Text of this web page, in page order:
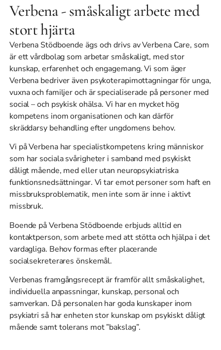
Verbena - småskaligt arbete med
stort hjärta
Verbena Stödboende ägs och drivs av Verbena Care, som
är ett vårdbolag som arbetar småskaligt, med stor
kunskap, erfarenhet och engagemang. Vi som äger
Verbena bedriver även psykoterapimottagningar för unga,
vuxna och familjer och är specialiserade på personer med
social – och psykisk ohälsa. Vi har en mycket hög
kompetens inom organisationen och kan därför
skräddarsy behandling efter ungdomens behov.
Vi på Verbena har specialistkompetens kring människor
som har sociala svårigheter i samband med psykiskt
dåligt mående, med eller utan neuropsykiatriska
funktionsnedsättningar. Vi tar emot personer som haft en
missbruksproblematik, men inte som är inne i aktivt
missbruk.
Boende på Verbena Stödboende erbjuds alltid en
kontaktperson, som arbete med att stötta och hjälpa i det
vardagliga. Behov formas efter placerande
socialsekreterares önskemål.
Verbenas framgångsrecept är framför allt småskalighet,
individuella anpassningar, kunskap, personal och
samverkan. Då personalen har goda kunskaper inom
psykiatri så har enheten stor kunskap om psykiskt dåligt
mående samt tolerans mot ”bakslag”.